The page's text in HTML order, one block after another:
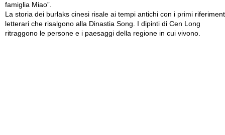
famiglia Miao”.
La storia dei burlaks cinesi risale ai tempi antichi con i primi
letterari che risalgono alla Dinastia Song. I dipinti di Cen Long
ritraggono le persone e i paesaggi della regione in cui vivono.